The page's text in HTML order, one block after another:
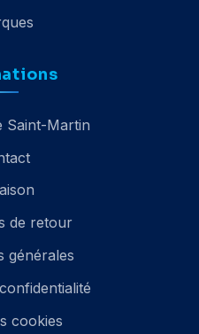
Saint-Martin
de retour
générales
cookies